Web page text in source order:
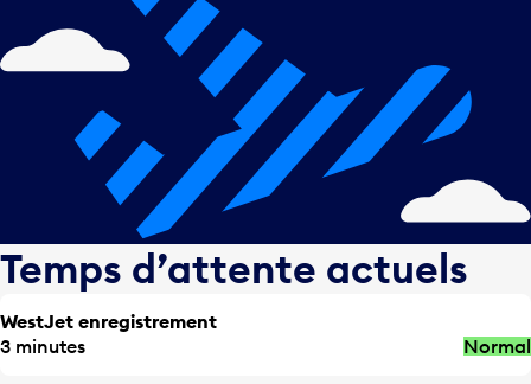
Temps d’attente actuels
WestJet enregistrement
3 minutes
Normal